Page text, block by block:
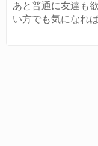
あと普通に友達も
い方でも気になれ